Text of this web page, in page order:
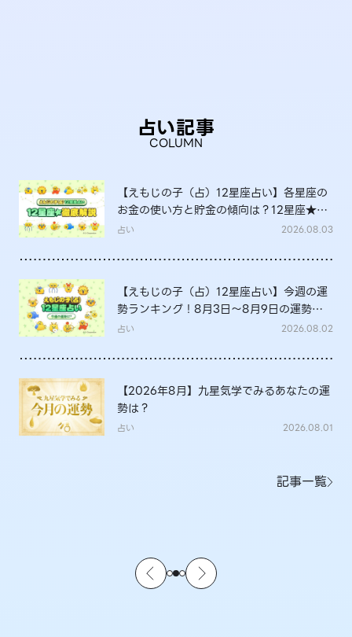
占い記事
COLUMN
【えもじの子（占）12星座占い】各星座の
お金の使い方と貯金の傾向は？12星座★徹
底解説
占い 2026.08.03
【えもじの子（占）12星座占い】今週の運
勢ランキング！8月3日～8月9日の運勢
は？
占い 2026.08.02
【2026年8月】九星気学でみるあなたの運
勢は？
占い 2026.08.01
記事一覧